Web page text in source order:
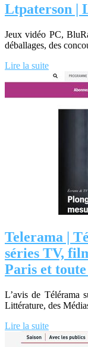
Ltpaterson |
Jeux vidéo PC,
déballages, des
Lire la suite
Telerama |
séries TV,
Paris et
L’avis de Télérama
Littérature, des
Lire la suite